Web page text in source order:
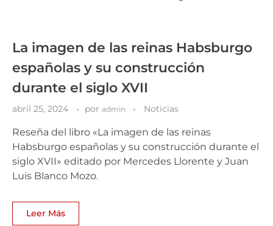
La imagen de las reinas Habsburgo
españolas y su construcción
durante el siglo XVII
abril 25, 2024 por admin Noticias
Reseña del libro «La imagen de las reinas
Habsburgo españolas y su construcción durante el
siglo XVII» editado por Mercedes Llorente y Juan
Luis Blanco Mozo.
Leer Más